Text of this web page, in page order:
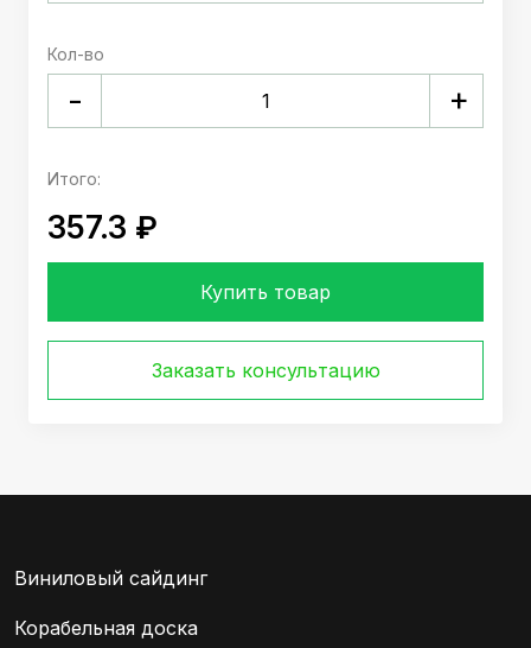
Кол-во
- +
Итого:
357.3 ₽
Купить товар
Заказать консультацию
Виниловый сайдинг
Корабельная доска